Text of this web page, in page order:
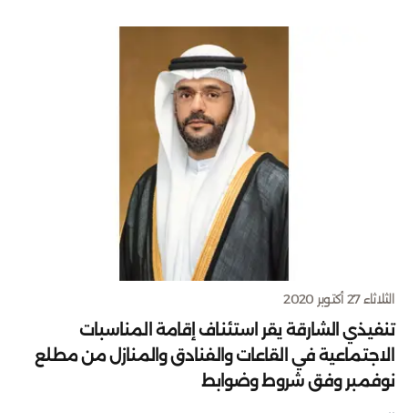
الثلاثاء 27 أكتوبر 2020
تنفيذي الشارقة يقر استئناف إقامة المناسبات
الاجتماعية في القاعات والفنادق والمنازل من مطلع
نوفمبر وفق شروط وضوابط